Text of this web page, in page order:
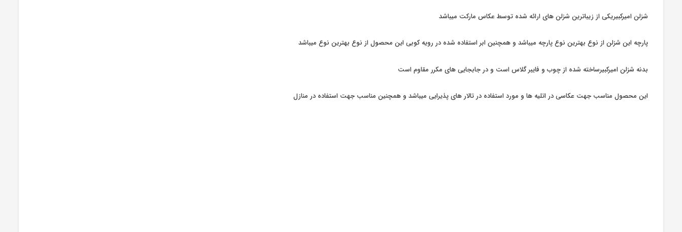
شزلن امیرکبیریکی از زیباترین شزلن های ارائه شده توسط عکاس مارکت میباشد
پارچه این شزلن از نوع بهترین نوع پارچه میباشد و همچنین ابر استفاده شده در رویه کوبی این محصول از نوع بهترین نوع میباشد
بدنه شزلن امیرکبیرساخته شده از چوب و فایبر گلاس است و در جابجایی های مکرر مقاوم است
این محصول مناسب جهت عکاسی در اتلیه ها و مورد استفاده در تالار های پذیرایی میباشد و همچنین مناسب جهت استفاده در منازل